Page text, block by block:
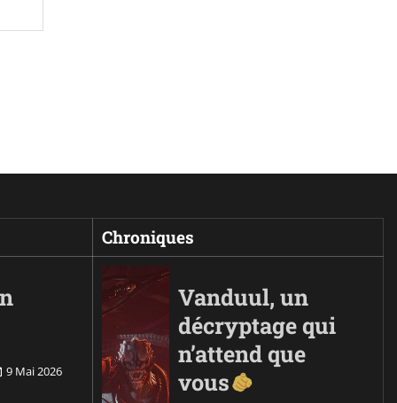
9 Mai 2026
Chroniques
Vanduul, un
décryptage qui
n’attend que
vous